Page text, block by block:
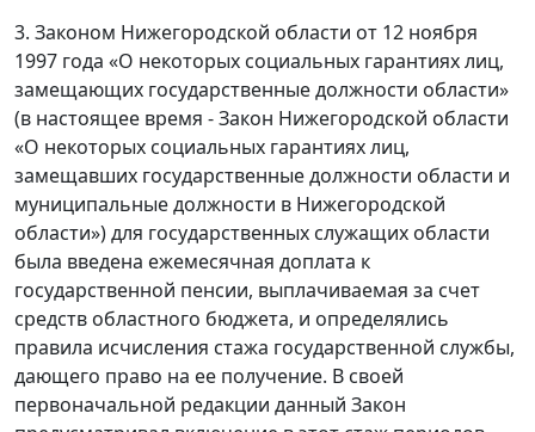
3. Законом Нижегородской области от 12 ноября
1997 года «О некоторых социальных гарантиях лиц,
замещающих государственные должности области»
(в настоящее время - Закон Нижегородской области
«О некоторых социальных гарантиях лиц,
замещавших государственные должности области и
муниципальные должности в Нижегородской
области») для государственных служащих области
была введена ежемесячная доплата к
государственной пенсии, выплачиваемая за счет
средств областного бюджета, и определялись
правила исчисления стажа государственной службы,
дающего право на ее получение. В своей
первоначальной редакции данный Закон